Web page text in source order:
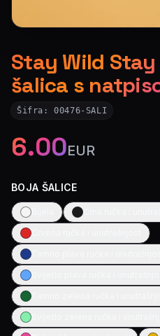
Stay Wild Stay
šalica s
Šifra:00476-SALI
6.00EUR
BOJA ŠALICE